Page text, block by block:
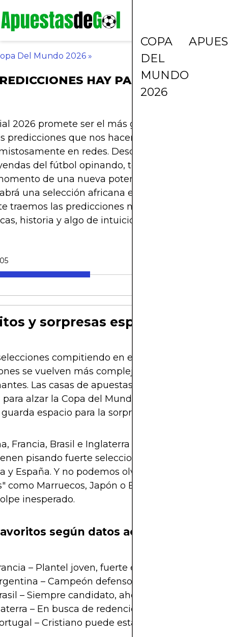
COPA
DEL
MUNDO
2026
Del Mundo 2026 »
HAY PARA EL MUNDIAL
2026 promete ser el más grande de la historia,
predicciones que nos hacen soñar, debatir y
en redes. Desde IA que predice
del fútbol opinando, todos tienen algo
de una nueva potencia? Repetirá
una selección africana en semifinales? En
traemos las predicciones más interesantes,
historia y algo de intuición futbolera.
y sorpresas esperadas
compitiendo en el Mundial 2026, las
se vuelven más complejas… y mucho más
Las casas de apuestas y analistas ya
para alzar la Copa del Mundo, pero ojo, que el
espacio para la sorpresa.
Francia, Brasil e Inglaterra lideran las
pisando fuerte selecciones como Portugal,
y España. Y no podemos olvidar a las llamadas
como Marruecos, Japón o Estados Unidos, que
inesperado.
según datos actuales
– Plantel joven, fuerte en todas las líneas
– Campeón defensor con hambre de
– Siempre candidato, ahora con nueva
– En busca de redención tras años de
– Cristiano puede estar en su última